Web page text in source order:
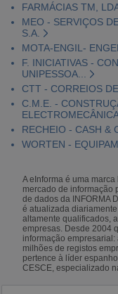
FARMÁCIAS TM,
MEO - SERVIÇOS
S.A.
MOTA-ENGIL-
F. INICIATIVAS -
UNIPESSOA...
CTT - CORREIOS
C.M.E. -
RECHEIO - CASH &
WORTEN -
A eInforma é uma
mercado de informação
de dados da INFORMA
é atualizada
altamente qualificados,
empresas. Desde 2004
informação
milhões de registos
pertence à líder
CESCE, especializado